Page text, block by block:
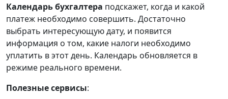
Календарьбухгалтера подскажет, когда и какой
платеж необходимо совершить. Достаточно
выбрать интересующую дату, и появится
информация о том, какие налоги необходимо
уплатить в этот день. Календарь обновляется в
режиме реального времени.
Полезные сервисы: